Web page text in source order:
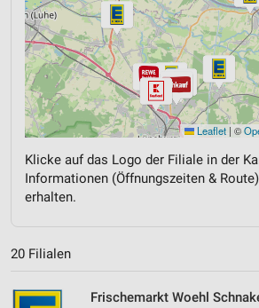
Leaflet | ©
Klicke auf das Logo der Filiale in der
Informationen (Öffnungszeiten &
erhalten.
20 Filialen
Frischemarkt Woehl